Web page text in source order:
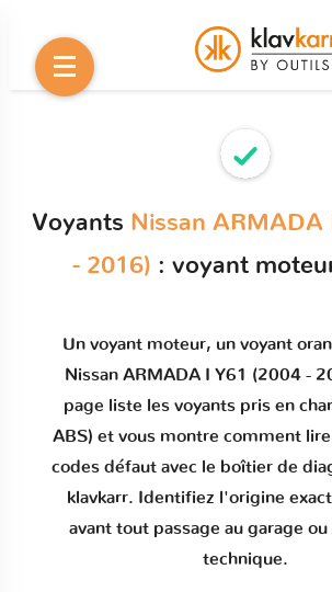
Voyants Nissan ARMADA
- 2016) : voyant
Un voyant moteur, un voyant
Nissan ARMADA I Y61 (2004 -
page liste les voyants pris en
ABS) et vous montre comment
codes défautavec le boîtier de
klavkarr. Identifiez l'origine
avant tout passage au garage
technique.